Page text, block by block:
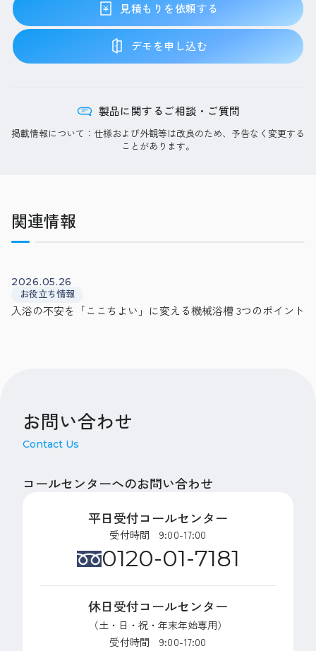
見積もりを依頼する
デモを申し込む
製品に関するご相談・ご質問
掲載情報について：仕様および外観等は改良のため、予告なく変更する
ことがあります。
関連情報
2026.05.26
お役立ち情報
入浴の不安を「ここちよい」に変える機械浴槽 3つのポイント
お問い合わせ
Contact Us
コールセンターへのお問い合わせ
平日受付コールセンター
受付時間 9:00-17:00
0120-01-7181
休日受付コールセンター
（土・日・祝・年末年始専用）
受付時間 9:00-17:00